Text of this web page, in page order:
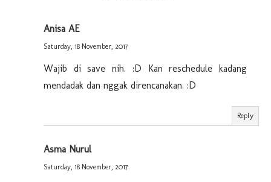
Anisa AE
Saturday, 18 November, 2017
Wajib di save nih. :D Kan reschedule kadang
mendadak dan nggak direncanakan. :D
Reply
Asma Nurul
Saturday, 18 November, 2017